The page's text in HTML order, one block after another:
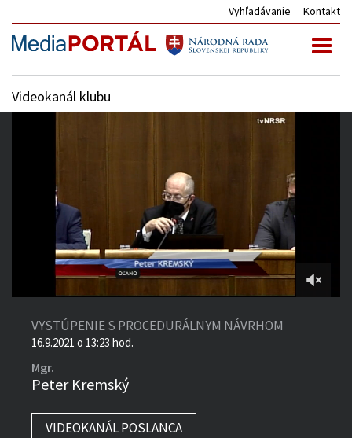
Vyhľadávanie Kontakt
Videokanál klubu
2:46:16
VYSTÚPENIE S PROCEDURÁLNYM NÁVRHOM
16.9.2021 o 13:23 hod.
Mgr.
Peter Kremský
VIDEOKANÁL POSLANCA